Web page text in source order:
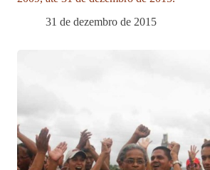
31 de dezembro de 2015